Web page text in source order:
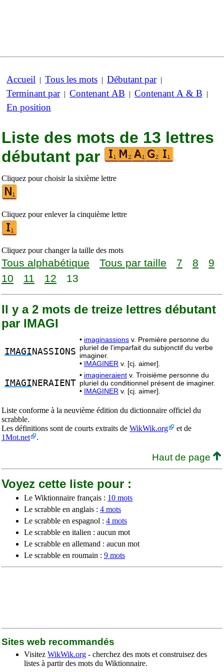
Accueil | Tous les mots | Débutant par|
Terminant par| Contenant AB | Contenant A & B |
En position
Liste des mots de 13 lettres
débutant par
Cliquez pour choisir la sixième lettre
Cliquez pour enlever la cinquième lettre
Cliquez pour changer la taille des mots
Tous alphabétique Tous par taille 7 8
9
10
11 12 13
Il y a 2 mots de treize lettres débutant
par IMAGI
IMAGI NASSIONS
• imaginassions v. Première personne du
pluriel de l’imparfait du subjonctif du verbe
imaginer.
• IMAGINER v. [cj. aimer].
IMAGI NERAIENT
• imagineraient v. Troisième personne du
pluriel du conditionnel présent de imaginer.
• IMAGINER v. [cj. aimer].
Liste conforme à la neuvième édition du dictionnaire officiel du
scrabble.
Les définitions sont de courts extraits de WikWik.org
et de
1Mot.net
.
Haut de page
Voyez cette liste pour :
Le Wiktionnaire français : 10 mots
Le scrabble en anglais : 4 mots
Le scrabble en espagnol : 4 mots
Le scrabble en italien : aucun mot
Le scrabble en allemand : aucun mot
Le scrabble en roumain : 9 mots
Sites web recommandés
Visitez WikWik.org - cherchez des mots et construisez des
listes à partir des mots du Wiktionnaire.